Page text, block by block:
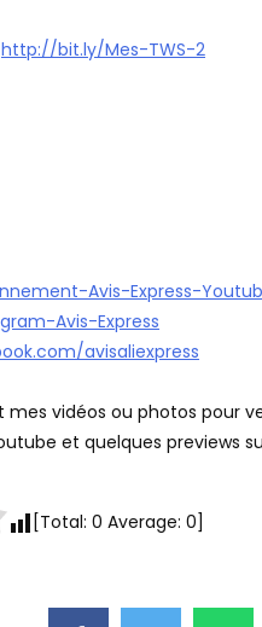
http://bit.ly/Mes-TWS-2
Avis-Express-
Avis-Express
avisaliexpress
mes vidéos ou photos pour
et quelques previews
[Total: 0 Average: 0]